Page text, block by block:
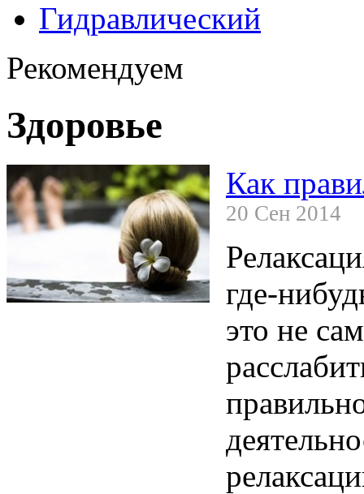
Гидравлический
Рекомендуем
Здоровье
Как
20 Сен 2014
где-
это не